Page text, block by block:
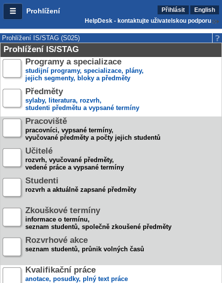
Prohlížení Přihlásit
English
HelpDesk - kontaktujte uživatelskou podporu
Prohlížení IS/STAG (S025)
Prohlížení IS/STAG
Programy a specializace
studijní programy, specializace, plány,
jejich segmenty, bloky a předměty
Předměty
sylaby, literatura, rozvrh,
studenti předmětu a vypsané termíny
Pracoviště
pracovníci, vypsané termíny,
vyučované předměty a počty jejich studentů
Učitelé
rozvrh, vyučované předměty,
vedené práce a vypsané termíny
Studenti
rozvrh a aktuálně zapsané předměty
Zkouškové termíny
informace o termínu,
seznam studentů, společně zkoušené předměty
Rozvrhové akce
seznam studentů, průnik volných časů
Kvalifikační práce
anotace, posudky, plný text práce